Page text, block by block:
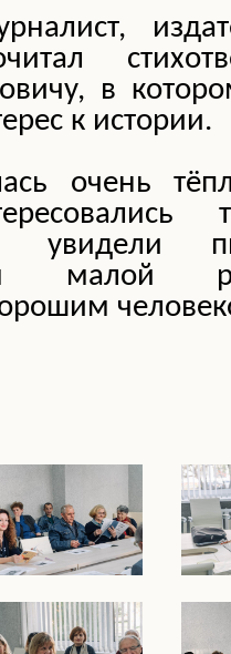
в
к истории.
очень
увидели
малой